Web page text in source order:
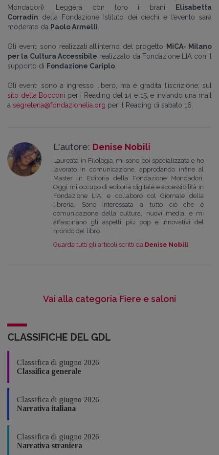
Mondadori). Leggerà con loro i brani Elisabetta
Corradin della Fondazione Istituto dei ciechi e l’evento sarà
moderato da Paolo Armelli
Gli eventi sono realizzati all’interno del progetto MiCA- Milano
per la Cultura Accessibile realizzato da Fondazione LIA con il
supporto di Fondazione Cariplo
Gli eventi sono a ingresso libero, ma è gradita l’iscrizione: sul
sito della Bocconi per i Reading del 14 e 15, e inviando una mail
a segreteria@fondazionelia.org per il Reading di sabato 16.
L'autore: Denise Nobili
Laureata in Filologia, mi sono poi specializzata e ho
lavorato in comunicazione, approdando infine al
Master in Editoria della Fondazione Mondadori.
Oggi mi occupo di editoria digitale e accessibilità in
Fondazione LIA, e collaboro col Giornale della
libreria. Sono interessata a tutto ciò che è
comunicazione della cultura, nuovi media, e mi
affascinano gli aspetti più pop e innovativi del
mondo del libro.
Guarda tutti gli articoli scritti da Denise Nobili
Vai alla categoria Fiere e saloni
CLASSIFICHE DEL GDL
Classifica di giugno 2026
Classifica generale
Classifica di giugno 2026
Narrativa italiana
Classifica di giugno 2026
Narrativa straniera